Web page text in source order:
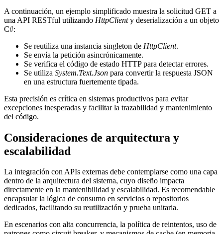
A continuación, un ejemplo simplificado muestra la solicitud GET a
una API RESTful utilizando HttpClienty deserialización a un objeto
C#:
Se reutiliza una instancia singleton de HttpClient.
Se envía la petición asincrónicamente.
Se verifica el código de estado HTTP para detectar errores.
Se utiliza System.Text.Json para convertir la respuesta JSON
en una estructura fuertemente tipada.
Esta precisión es crítica en sistemas productivos para evitar
excepciones inesperadas y facilitar la trazabilidad y mantenimiento
del código.
Consideraciones de arquitectura y
escalabilidad
La integración con APIs externas debe contemplarse como una capa
dentro de la arquitectura del sistema, cuyo diseño impacta
directamente en la mantenibilidad y escalabilidad. Es recomendable
encapsular la lógica de consumo en servicios o repositorios
dedicados, facilitando su reutilización y prueba unitaria.
En escenarios con alta concurrencia, la política de reintentos, uso de